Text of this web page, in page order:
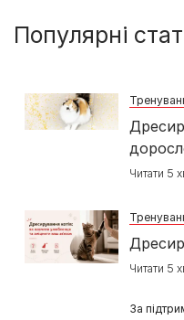
Популярні
Читати 5
Читати 5
За